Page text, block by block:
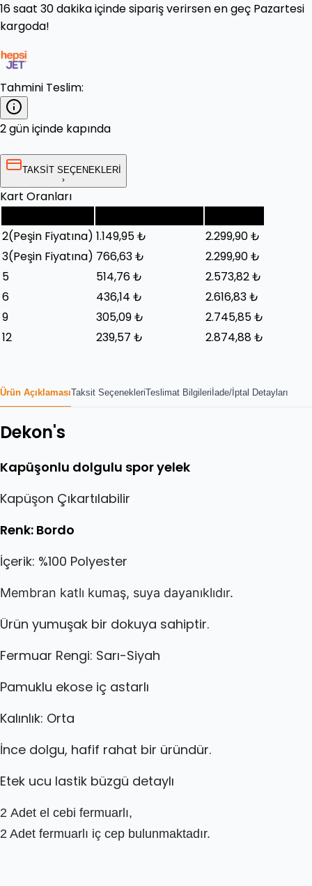
16 saat 30 dakikaiçinde sipariş verirsen en geç Pazartesi
kargoda!
Tahmini Teslim:
2 gün içinde kapında
TAKSİT SEÇENEKLERİ
Kart Oranları
2(Peşin Fiyatına) 1.149,95 ₺
2.299,90 ₺
3(Peşin Fiyatına) 766,63 ₺
2.299,90 ₺
5
514,76 ₺
2.573,82 ₺
6
436,14 ₺
2.616,83 ₺
9
305,09 ₺
2.745,85 ₺
12
239,57 ₺ 2.874,88 ₺
Ürün AçıklamasıTaksit SeçenekleriTeslimat Bilgileri İade/İptal Detayları
Dekon's
Kapüşonlu dolgulu spor yelek
Kapüşon Çıkartılabilir
Renk: Bordo
İçerik: %100 Polyester
Membran katlı kumaş, suya dayanıklıdır.
Ürün yumuşak bir dokuya sahiptir.
Fermuar Rengi: Sarı-Siyah
Pamuklu ekose iç astarlı
Kalınlık: Orta
İnce dolgu, hafif rahat bir üründür.
Etek ucu lastik büzgü detaylı
2 Adet el cebi fermuarlı,
2 Adet fermuarlı iç cep bulunmaktadır.